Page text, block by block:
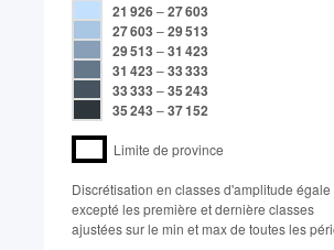
21 926–27 603
27 603 –29 513
29 513 –31 423
31 423 –33 333
33 333 –35 243
35 243 –37 152
Limite de province
Discrétisation en classes d'amplitude égale​
excepté les première et dernière classes
ajustées sur le min et max de toutes les